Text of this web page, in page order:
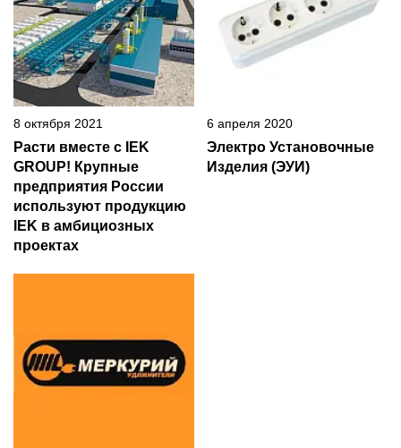
8 октября 2021
Расти вместе с IEK
GROUP! Крупные
предприятия России
используют продукцию
IEK в амбициозных
проектах
6 апреля 2020
Электро Установочные
Изделия (ЭУИ)